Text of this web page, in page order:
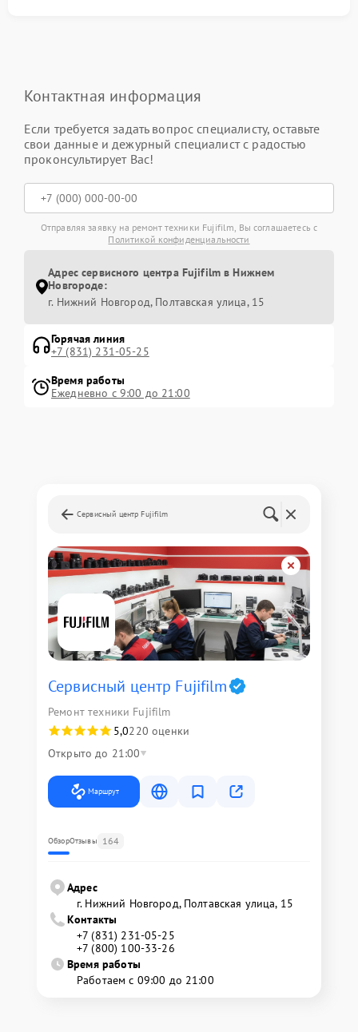
Контактная информация
Если требуется задать вопрос специалисту, оставьте
свои данные и дежурный специалист с радостью
проконсультирует Вас!
Отправляя заявку на ремонт техники Fujifilm, Вы соглашаетесь с
Политикой конфиденциальности
Адрес сервисного центра Fujifilm в Нижнем
Новгороде:
г. Нижний Новгород, Полтавская улица, 15
Горячая линия
+7 (831) 231-05-25
Время работы
Ежедневно с 9:00 до 21:00
Сервисный центр Fujifilm
Сервисный центр Fujifilm
Ремонт техники Fujifilm
5,0220 оценки
Открыто до 21:00
Маршрут
ОбзорОтзывы 164
Адрес
г. Нижний Новгород, Полтавская улица, 15
Контакты
+7 (831) 231-05-25
+7 (800) 100-33-26
Время работы
Работаем с 09:00 до 21:00